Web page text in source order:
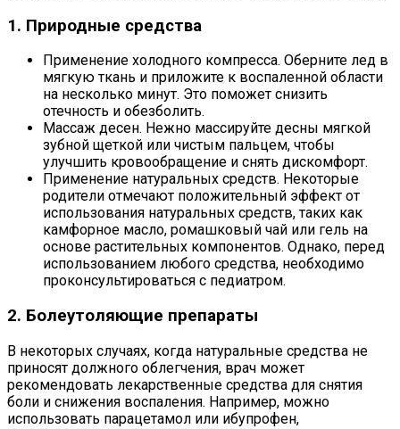
1. Природные средства
Применение холодного компресса. Оберните лед в
мягкую ткань и приложите к воспаленной области
на несколько минут. Это поможет снизить
отечность и обезболить.
Массаж десен. Нежно массируйте десны мягкой
зубной щеткой или чистым пальцем, чтобы
улучшить кровообращение и снять дискомфорт.
Применение натуральных средств. Некоторые
родители отмечают положительный эффект от
использования натуральных средств, таких как
камфорное масло, ромашковый чай или гель на
основе растительных компонентов. Однако, перед
использованием любого средства, необходимо
проконсультироваться с педиатром.
2. Болеутоляющие препараты
В некоторых случаях, когда натуральные средства не
приносят должного облегчения, врач может
рекомендовать лекарственные средства для снятия
боли и снижения воспаления. Например, можно
использовать парацетамол или ибупрофен,